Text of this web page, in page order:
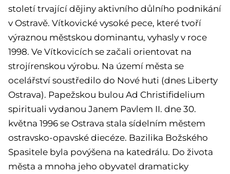
století trvající dějiny aktivního důlního podnikání
v Ostravě. Vítkovické vysoké pece, které tvoří
výraznou městskou dominantu, vyhasly v roce
1998. Ve Vítkovicích se začali orientovat na
strojírenskou výrobu. Na území města se
ocelářství soustředilo do Nové huti (dnes Liberty
Ostrava). Papežskou bulou Ad Christifidelium
spirituali vydanou Janem Pavlem II. dne 30.
května 1996 se Ostrava stala sídelním městem
ostravsko-opavské diecéze. Bazilika Božského
Spasitele byla povýšena na katedrálu. Do života
města a mnoha jeho obyvatel dramaticky